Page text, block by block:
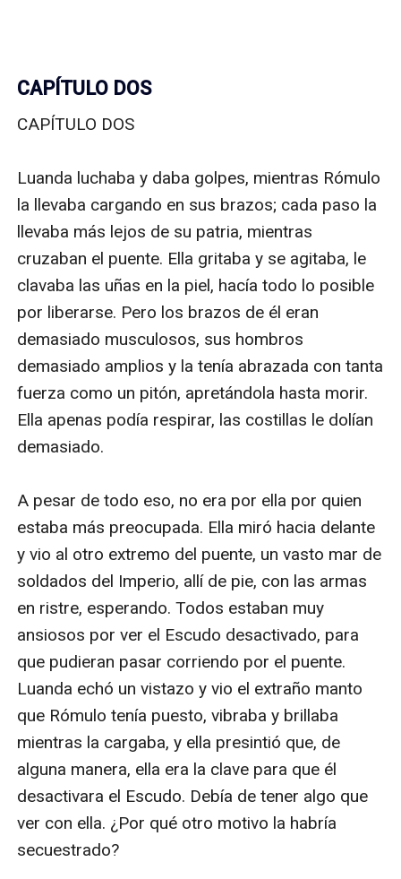
CAPÍTULO DOS
CAPÍTULO DOS
Luanda luchaba y daba golpes, mientras Rómulo
la llevaba cargando en sus brazos; cada paso la
llevaba más lejos de su patria, mientras
cruzaban el puente. Ella gritaba y se agitaba, le
clavaba las uñas en la piel, hacía todo lo posible
por liberarse. Pero los brazos de él eran
demasiado musculosos, sus hombros
demasiado amplios y la tenía abrazada con tanta
fuerza como un pitón, apretándola hasta morir.
Ella apenas podía respirar, las costillas le dolían
demasiado.
A pesar de todo eso, no era por ella por quien
estaba más preocupada. Ella miró hacia delante
y vio al otro extremo del puente, un vasto mar de
soldados del Imperio, allí de pie, con las armas
en ristre, esperando. Todos estaban muy
ansiosos por ver el Escudo desactivado, para
que pudieran pasar corriendo por el puente.
Luanda echó un vistazo y vio el extraño manto
que Rómulo tenía puesto, vibraba y brillaba
mientras la cargaba, y ella presintió que, de
alguna manera, ella era la clave para que él
desactivara el Escudo. Debía de tener algo que
ver con ella. ¿Por qué otro motivo la habría
secuestrado?